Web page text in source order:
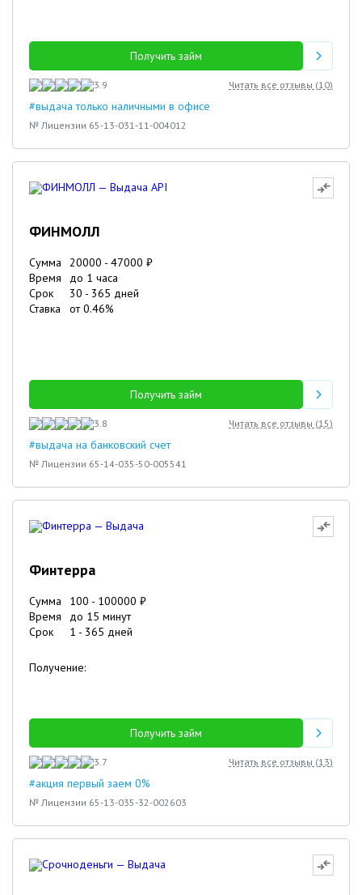
Получить займ
3.9 Читать все отзывы (10)
#выдача только наличными в офисе
№ Лицензии 65-13-031-11-004012
ФИНМОЛЛ
Сумма 20000 - 47000 ₽
Время
до 1 часа
Срок
30 - 365 дней
Ставка
от0.46%
Получить займ
3.8 Читать все отзывы (15)
#выдача на банковский счет
№ Лицензии 65-14-035-50-005541
Финтерра
Сумма 100 - 100000 ₽
Время
до 15 минут
Срок
1 - 365 дней
Получение:
Получить займ
3.7 Читать все отзывы (13)
#акция первый заем 0%
№ Лицензии 65-13-035-32-002603